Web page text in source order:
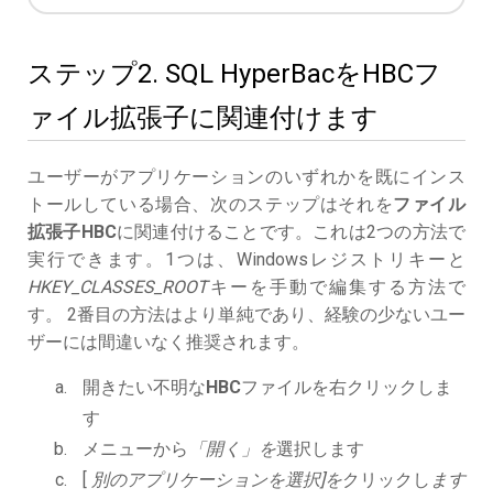
ステップ2. SQL HyperBacをHBCフ
ァイル拡張子に関連付けます
ユーザーがアプリケーションのいずれかを既にインス
トールしている場合、次のステップはそれをファイル
拡張子HBCに関連付けることです。これは2つの方法で
実行できます。1つは、Windowsレジストリキーと
HKEY_CLASSES_ROOTキーを手動で編集する方法で
す。 2番目の方法はより単純であり、経験の少ないユー
ザーには間違いなく推奨されます。
開きたい不明なHBCファイルを右クリックしま
す
メニューから
「開く」を選択します
[ 別のアプリケーションを選択]をクリックし ます